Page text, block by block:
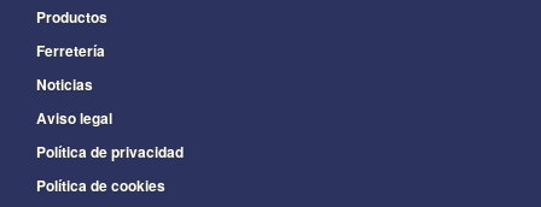
Productos
Ferretería
Noticias
Aviso legal
Política de privacidad
Política de cookies